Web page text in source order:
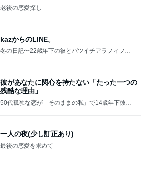
老後の恋愛探し
kazからのLINE。
冬の日記〜22歳年下の彼とバツイチアラフィフ
彼があなたに関心を持たない「たった一つの
残酷な理由」
50代孤独な恋が「そのままの私」で14歳年下彼か
一人の夜(少し訂正あり)
最後の恋愛を求めて